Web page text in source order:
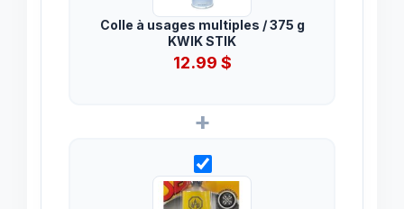
Colle à usages multiples / 375 g
KWIK STIK
12.99 $
+